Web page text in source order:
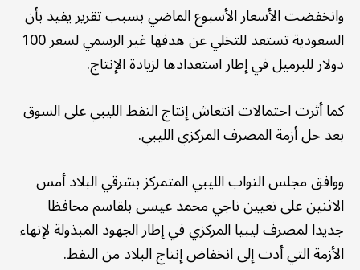
وانخفضت الأسعار الأسبوع الماضي بسبب تقرير يفيد بأن
السعودية تستعد للتخلي عن هدفها غير الرسمي لسعر 100
دولار للبرميل في إطار استعدادها لزيادة الإنتاج.
كما أثرت احتمالات انتعاش إنتاج النفط الليبي على السوق
بعد حل أزمة المصرف المركزي الليبي.
ووافق مجلس النواب الليبي المتمركز بشرقي البلاد أمس
الاثنين على تعيين ناجي محمد عيسى بلقاسم محافظا
جديدا لمصرف ليبيا المركزي في إطار الجهود المبذولة لإنهاء
الأزمة التي أدت إلى انخفاض إنتاج البلاد من النفط.